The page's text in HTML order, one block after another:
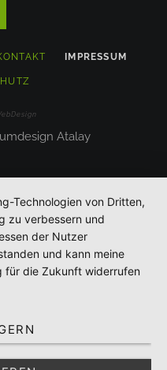
IMPRESSUM
Atalay
Technologien von Dritten,
zu verbessern und
der Nutzer
und kann meine
für die Zukunft widerrufen